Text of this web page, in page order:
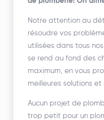
Notre attention au
résoudre vos
utilisées dans tous
se rend au fond des
maximum, en vous
meilleures solutions
Aucun projet de
trop petit pour un